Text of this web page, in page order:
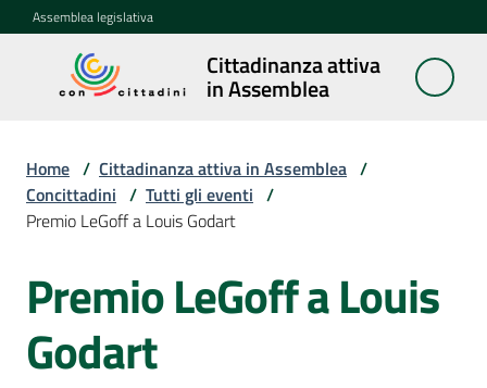
Vai al contenuto
Vai alla navigazione
Vai al footer
Assemblea legislativa
Cittadinanza attiva
in Assemblea
Cittadinanza
attiva in
Concittadini
Porte
aperte
in
Assemblea
Home / Cittadinanza attiva in Assemblea /
Concittadini / Tutti gli eventi /
Premio LeGoff a Louis Godart
Salta al contenuto
Premio LeGoff a Louis
Godart